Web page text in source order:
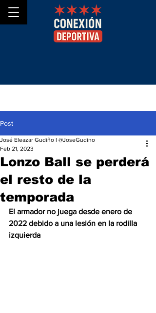
Post
Lonzo Ball se perderá
el resto de la
temporada
José Eleazar Gudiño l @JoseGudino
Feb 21, 2023
El armador no juega desde enero de
2022 debido a una lesión en la rodilla
izquierda